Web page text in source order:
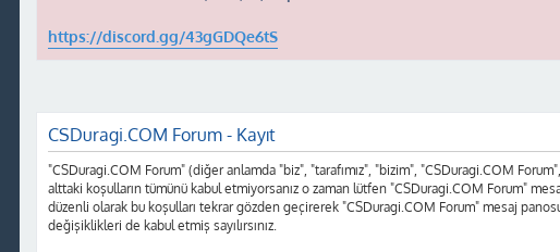
https://discord.gg/43gGDQe6tS
CSDuragi.COM Forum - Kayıt
"CSDuragi.COM Forum" (diğer anlamda "biz", "tarafımız", "bizim", "CSDuragi.COM
alttaki koşulların tümünü kabul etmiyorsanız o zaman lütfen "CSDuragi.COM Forum"
düzenli olarak bu koşulları tekrar gözden geçirerek "CSDuragi.COM Forum" mesaj
değişiklikleri de kabul etmiş sayılırsınız.